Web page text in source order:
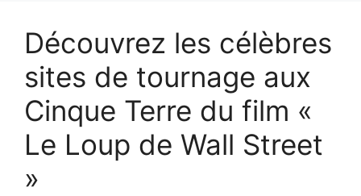
Découvrez les célèbres
sites de tournage aux
Cinque Terre du film «
Le Loup de Wall Street
»